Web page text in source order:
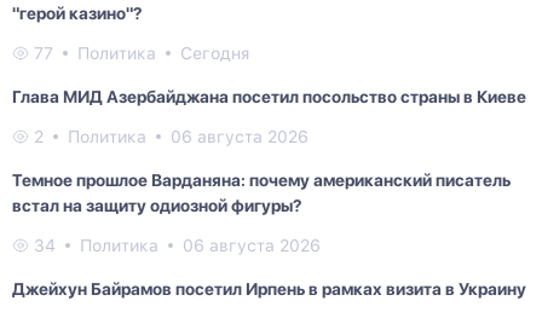
"герой казино"?
77 Политика Сегодня
Глава МИД Азербайджана посетил посольство страны в Киеве
2 Политика 06 августа 2026
Темное прошлое Варданяна: почему американский писатель
встал на защиту одиозной фигуры?
34 Политика 06 августа 2026
Джейхун Байрамов посетил Ирпень в рамках визита в Украину